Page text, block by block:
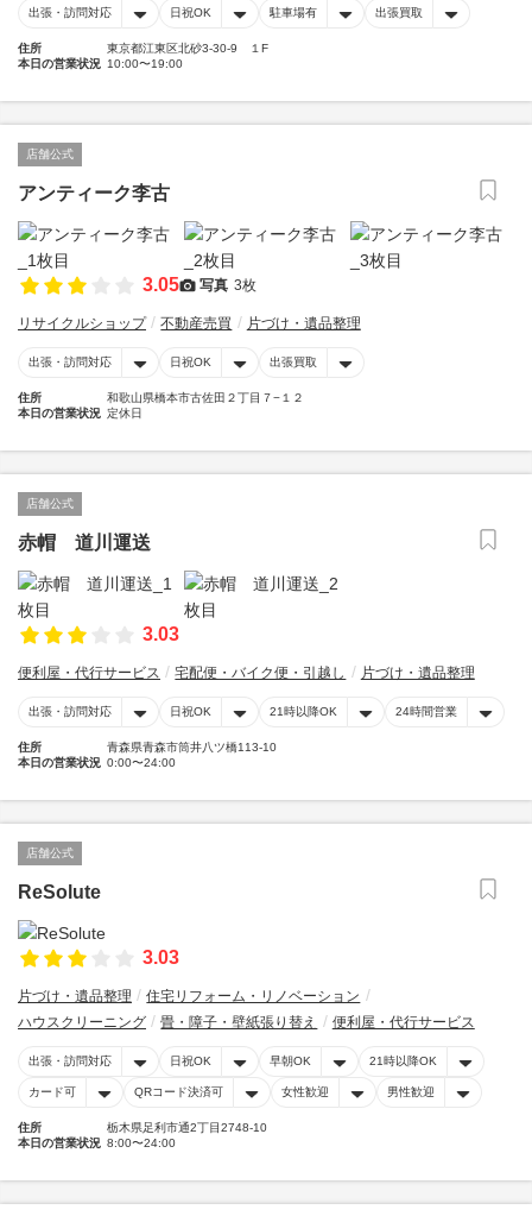
出張・訪問対応 日祝OK 駐車場有 出張買取
住所
東京都江東区北砂3-30-9 １F
本日の営業状況 10:00〜19:00
店舗公式
アンティーク李古
3.05 写真 3枚
リサイクルショップ 不動産売買 片づけ・遺品整理
出張・訪問対応 日祝OK 出張買取
住所
和歌山県橋本市古佐田２丁目７−１２
本日の営業状況 定休日
店舗公式
赤帽 道川運送
3.03
便利屋・代行サービス 宅配便・バイク便・引越し 片づけ・遺品整理
出張・訪問対応 日祝OK 21時以降OK 24時間営業
住所
青森県青森市筒井八ツ橋113-10
本日の営業状況 0:00〜24:00
店舗公式
ReSolute
3.03
片づけ・遺品整理
住宅リフォーム・リノベーション
ハウスクリーニング
畳・障子・壁紙張り替え 便利屋・代行サービス
出張・訪問対応 日祝OK 早朝OK 21時以降OK
カード可 QRコード決済可 女性歓迎 男性歓迎
住所
栃木県足利市通2丁目2748-10
本日の営業状況 8:00〜24:00